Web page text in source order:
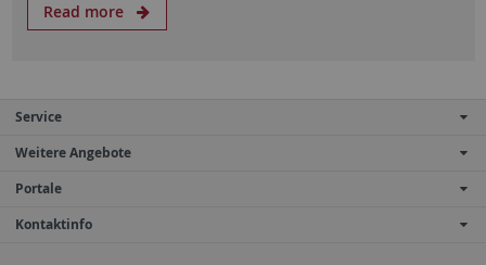
Read more
Service
Weitere Angebote
Portale
Kontaktinfo